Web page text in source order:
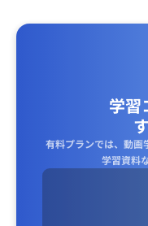
学習
有料プランでは、動画
学習資料